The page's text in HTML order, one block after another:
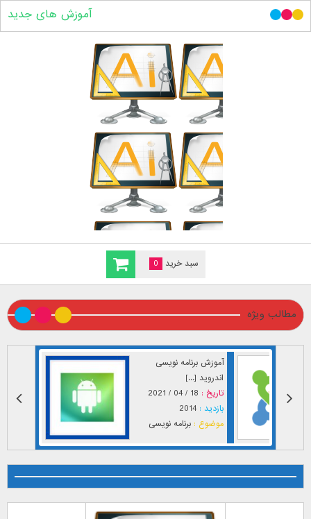
سبد خرید 0
آموزش های جدید
مطالب ویژه
آموزش برنامه نویسی
اندروید [...]
تاریخ : 18 / 04 / 2021
بازدید : 2014
موضوع : برنامه نویسی